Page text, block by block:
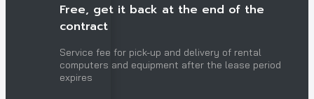
Free, get it back at the end of the
contract
Service fee for pick-up and delivery of rental
computers and equipment after the lease period
expires